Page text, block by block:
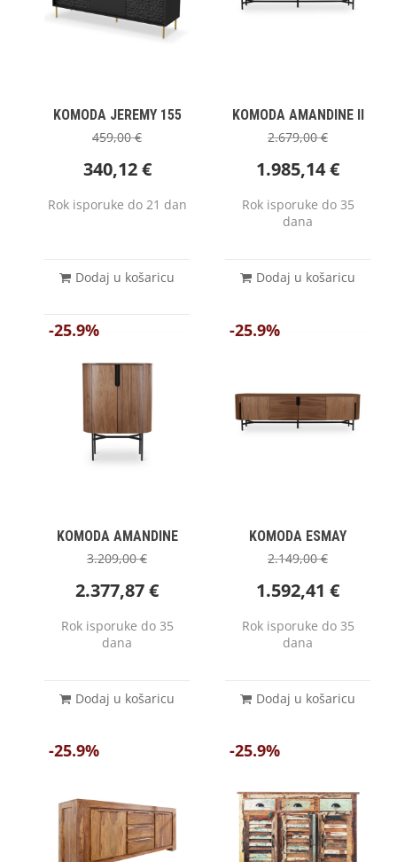
KOMODA JEREMY 155
459,00€
340,12€
Rok isporuke do 21 dan
Dodaj u košaricu
KOMODA AMANDINE II
2.679,00€
1.985,14€
Rok isporuke do 35
dana
Dodaj u košaricu
-25.9%
KOMODA AMANDINE
3.209,00€
2.377,87€
Rok isporuke do 35
dana
Dodaj u košaricu
-25.9%
KOMODA ESMAY
2.149,00€
1.592,41 €
Rok isporuke do 35
dana
Dodaj u košaricu
-25.9% -25.9%